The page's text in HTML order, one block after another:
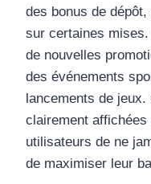
des bonus de
sur certaines
de nouvelles
des événements
lancements de
clairement
utilisateurs de ne
de maximiser leur